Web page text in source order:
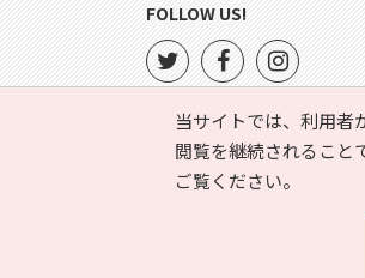
当サイトでは、利用者
閲覧を継続されること
ご覧ください。
FOLLOW US!